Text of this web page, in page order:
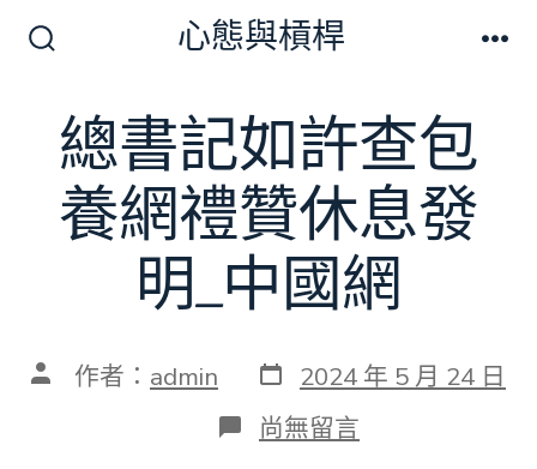
換
開
關
心態與槓桿
總書記如許查包
養網禮贊休息發
明_中國網
文 作者： admin 發
表
日
期
2024 年 5 月 24 日
在
〈總
尚無留言